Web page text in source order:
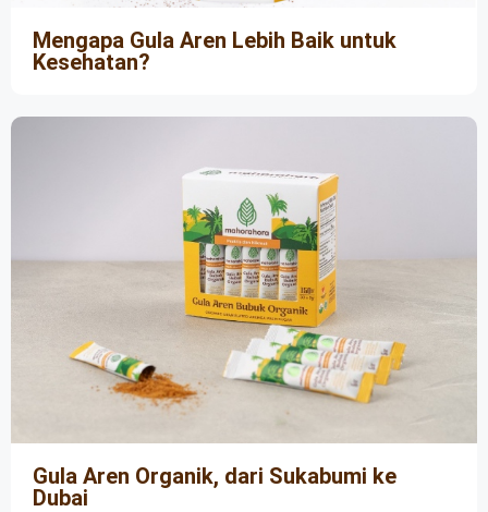
Mengapa Gula Aren Lebih Baik untuk
Kesehatan?
Gula Aren Organik, dari Sukabumi ke
Dubai